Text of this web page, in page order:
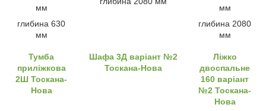
мм
глибина 630
мм
мм
глибина 2080
мм
Тумба
приліжкова
2Ш Тоскана-
Нова
Шафа 3Д варіант №2
Тоскана-Нова
Ліжко
двоспальне
160 варіант
№2 Тоскана-
Нова